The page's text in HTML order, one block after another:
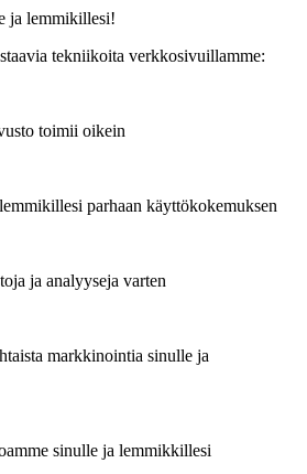
ja lemmikillesi!
tekniikoita verkkosivuillamme:
toimii oikein
parhaan käyttökokemuksen
ja analyyseja varten
markkinointia sinulle ja
sinulle ja lemmikkillesi